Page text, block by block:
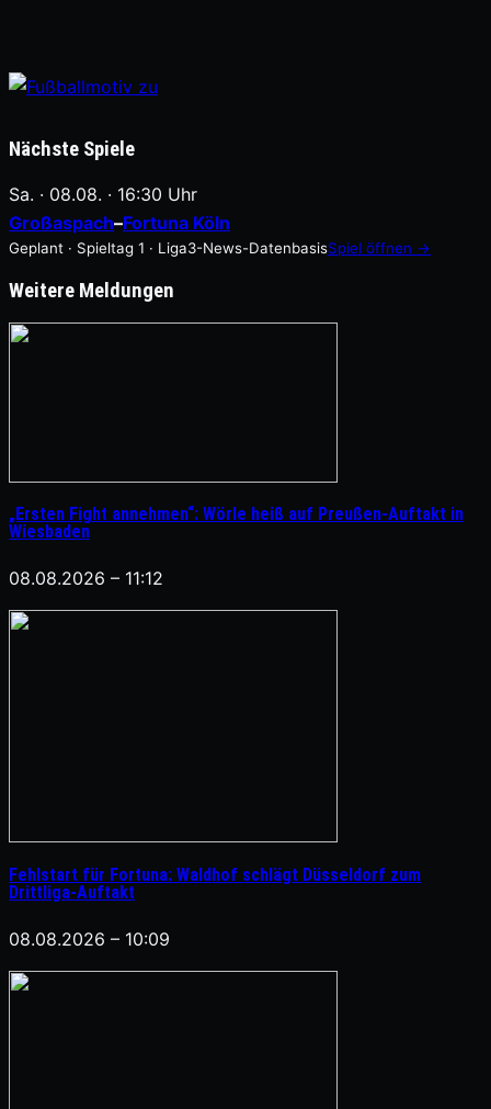
Nächste Spiele
Sa. · 08.08. · 16:30 Uhr
Großaspach–Fortuna Köln
Geplant · Spieltag 1 · Liga3-News-DatenbasisSpiel öffnen →
Weitere Meldungen
„Ersten Fight annehmen“: Wörle heiß auf Preußen-Auftakt in
Wiesbaden
08.08.2026 – 11:12
Fehlstart für Fortuna: Waldhof schlägt Düsseldorf zum
Drittliga-Auftakt
08.08.2026 – 10:09